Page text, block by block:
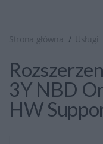
Strona główna Usługi
3Y NBD
HW